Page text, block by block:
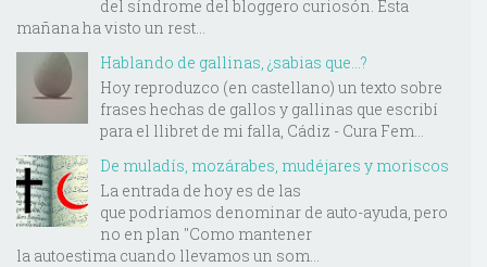
del síndrome del bloggero curiosón. Esta
mañana ha visto un rest...
Hablando de gallinas, ¿sabias que...?
Hoy reproduzco (en castellano) un texto sobre
frases hechas de gallos y gallinas que escribí
para el llibret de mi falla, Cádiz - Cura Fem...
De muladís, mozárabes, mudéjares y moriscos
La entrada de hoy es de las
que podríamos denominar de auto-ayuda, pero
no en plan "Como mantener
la autoestima cuando llevamos un som...